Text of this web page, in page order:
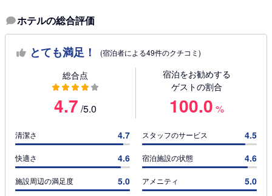
ホテルの総合評価
とても満足！ (宿泊者による49件のクチコミ)
総合点
4.7 /5.0
宿泊をお勧めする
ゲストの割合
100.0 %
清潔さ 4.7 スタッフのサービス 4.5
快適さ 4.6 宿泊施設の状態 4.6
施設周辺の満足度 5.0 アメニティ 5.0